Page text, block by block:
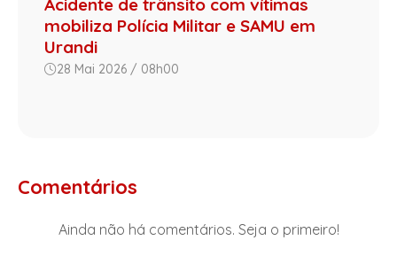
Acidente de trânsito com vítimas
mobiliza Polícia Militar e SAMU em
Urandi
28 Mai 2026 / 08h00
Comentários
Ainda não há comentários. Seja o primeiro!